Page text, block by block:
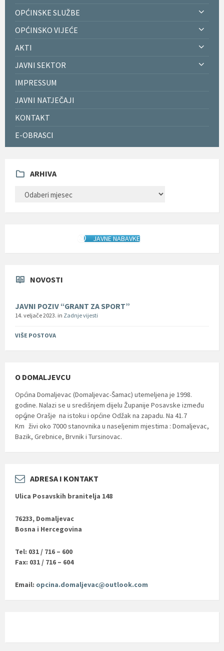
OPĆINSKE SLUŽBE
OPĆINSKO VIJEĆE
AKTI
JAVNI SEKTOR
IMPRESSUM
JAVNI NATJEČAJI
KONTAKT
E-OBRASCI
ARHIVA
JAVNE NABAVKE
NOVOSTI
JAVNI POZIV “GRANT ZA SPORT”
14. veljače 2023. in Zadnje vijesti
VIŠE POSTOVA
O DOMALJEVCU
Općina Domaljevac (Domaljevac-Šamac) utemeljena je 1998.
godine. Nalazi se u središnjem dijelu Županije Posavske između
općine Orašje na istoku i općine Odžak na zapadu. Na 41.7
Km
2
živi oko 7000 stanovnika u naseljenim mjestima : Domaljevac,
Bazik, Grebnice, Brvnik i Tursinovac.
ADRESA I KONTAKT
Ulica Posavskih branitelja 148
76233, Domaljevac
Bosna i Hercegovina
Tel: 031 / 716 – 600
Fax: 031 / 716 – 604
Email: opcina.domaljevac@outlook.com